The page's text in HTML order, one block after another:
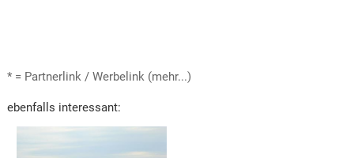
* = Partnerlink / Werbelink (mehr...)
ebenfalls interessant: